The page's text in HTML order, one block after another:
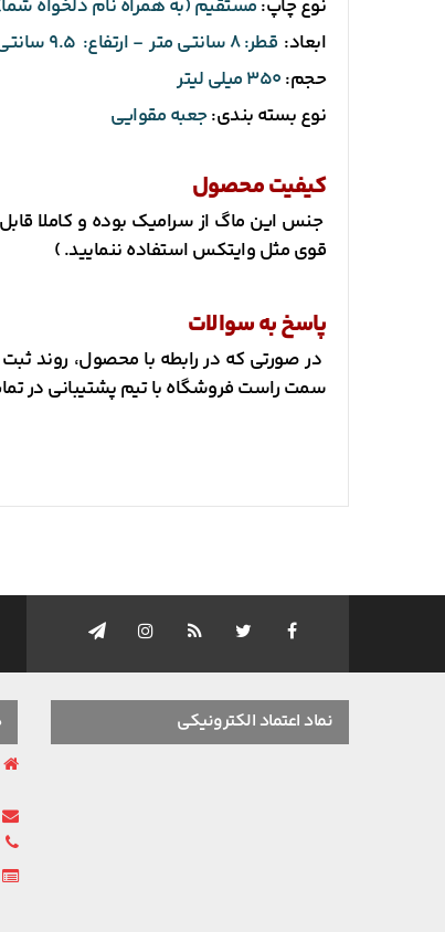
نوع چاپ:مستقیم (به همراه نام دلخواه
ابعاد: قطر: 8 سانتی متر - ارتفاع: 9.5 سانتی متر
حجم:350 میلی لیتر
نوع بسته بندی:جعبه مقوایی
کیفیت محصول
جنس این ماگ از سرامیک بوده و کاملا
قوی مثل وایتکس استفاده ننمایید. )
پاسخ به سوالات
سمت راست فروشگاه با تیم پشتیبانی در
نماد اعتماد الکترونیکی